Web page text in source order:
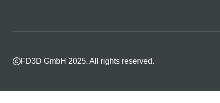
FD3D GmbH 2025. All rights reserved.